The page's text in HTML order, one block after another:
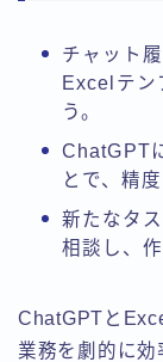
チャット
Excelテン
う。
ChatGPT
とで、精
新たなタ
相談し、
ChatGPTと
業務を劇的に効